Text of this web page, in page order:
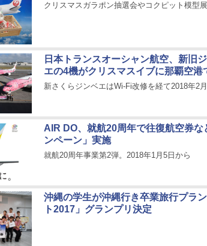
クリスマスガラポン抽選会やコクピット模型
日本トランスオーシャン航空、新旧
エの4機がクリスマスイブに那覇空港
新さくらジンベエはWi-Fi改修を経て2018年2
AIR DO、就航20周年で往復航空券な
ンペーン」実施
就航20周年事業第2弾。2018年1月5日から
沖縄の学生が沖縄行き卒業旅行プラ
ト2017」グランプリ決定